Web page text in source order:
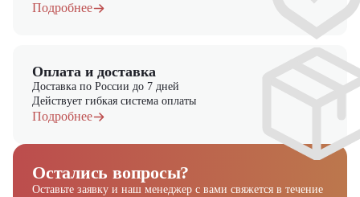
Подробнее
Оплата и доставка
Доставка по России до 7 дней
Действует гибкая система оплаты
Подробнее
Остались вопросы?
Оставьте заявку и наш менеджер с вами свяжется в течение